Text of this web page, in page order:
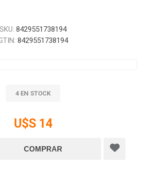
SKU: 8429551738194
8429551738194
4 EN STOCK
U$S 14